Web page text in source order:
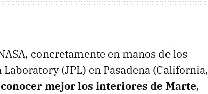
concretamente en manos de los
(JPL) en Pasadena (California,
conocer mejor los interiores de Marte,